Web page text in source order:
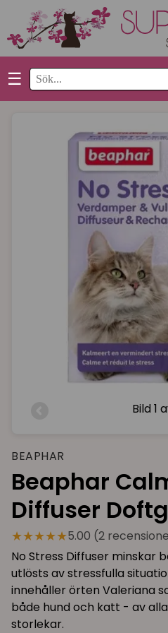
☰
Bild 1
BEAPHAR
Beaphar
Diffuser
★★★★★5.00 (2
No Stress Diffuser minskar
utlösts av stressfulla
innehåller örten Valeriana
både hund och katt - av
storlekar.